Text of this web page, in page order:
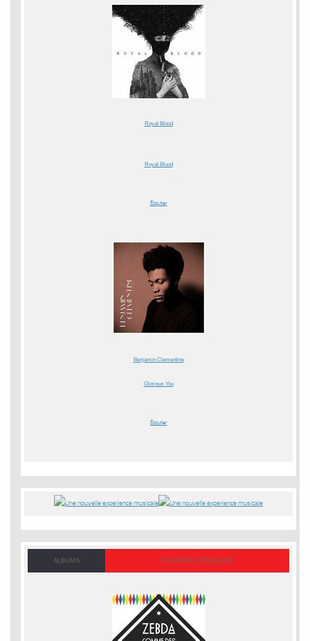
Royal Blood
Royal Blood
Écouter
Benjamin Clementine
Glorious You
Écouter
ALBUMS CHANSON FRANÇAISE